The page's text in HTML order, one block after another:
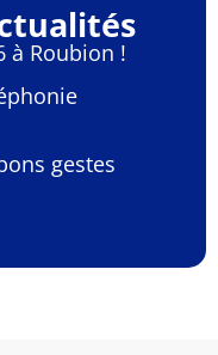
à Roubion !
gestes